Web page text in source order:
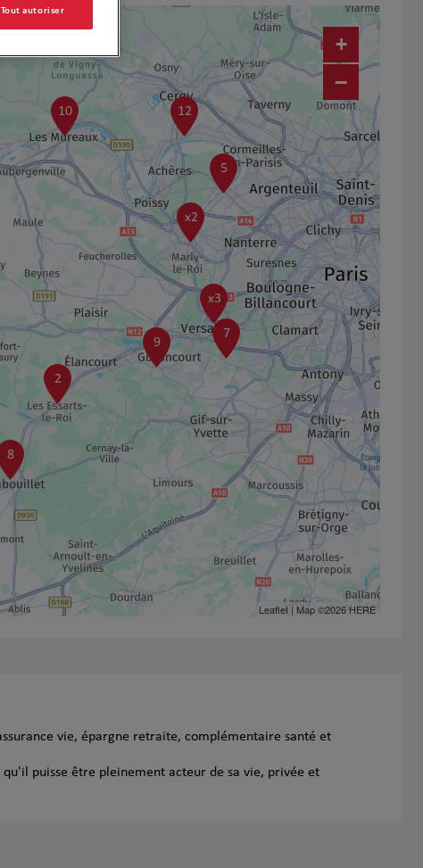
10
8
2
12
5
x2
9
7
x3
+
−
Leaflet| Map ©2026HERE
vie, épargne retraite, complémentaire santé et
puisse être pleinement acteur de sa vie, privée et
Tout autoriser